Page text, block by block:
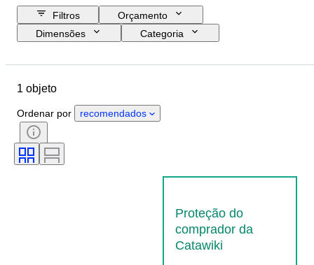
Filtros
Orçamento
Dimensões
Categoria
Material
Movimento do relógio
Diâmetro da caixa
Material da bracelete do relógio
1 objeto
Ordenar por recomendados
Proteção do
comprador da
Catawiki